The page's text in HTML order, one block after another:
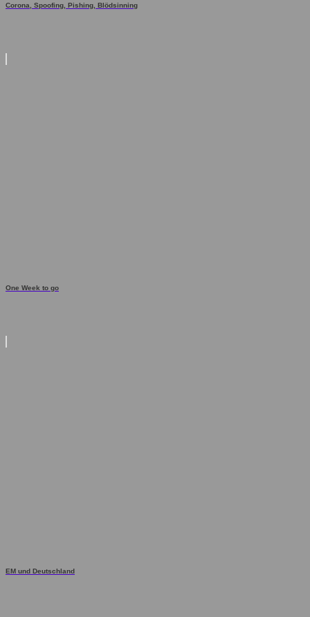
Corona, Spoofing, Pishing, Blödsinning
One Week to go
EM und Deutschland